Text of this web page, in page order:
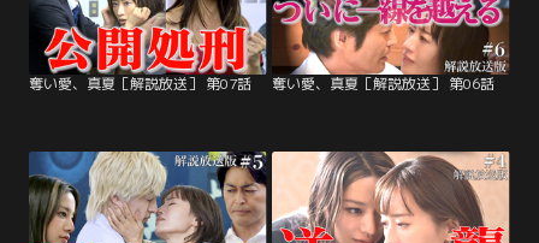
奪い愛、真夏［解説放送］ 第07話 奪い愛、真夏［解説放送］ 第06話